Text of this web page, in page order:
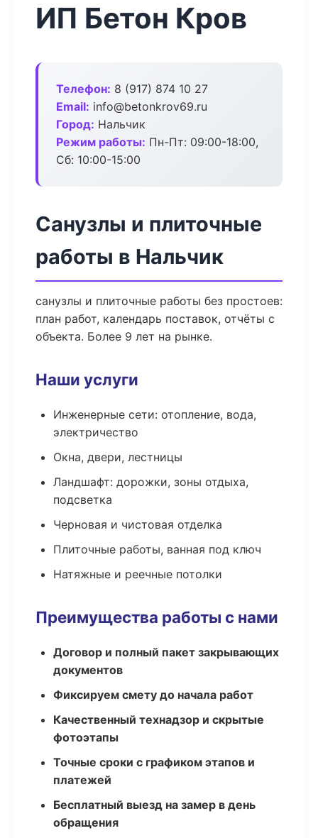
ИП Бетон Кров
Телефон: 8 (917) 874 10 27
Email: info@betonkrov69.ru
Город: Нальчик
Режим работы: Пн-Пт: 09:00-18:00,
Сб: 10:00-15:00
Санузлы и плиточные
работы в Нальчик
санузлы и плиточные работы без простоев:
план работ, календарь поставок, отчёты с
объекта. Более 9 лет на рынке.
Наши услуги
Инженерные сети: отопление, вода,
электричество
Окна, двери, лестницы
Ландшафт: дорожки, зоны отдыха,
подсветка
Черновая и чистовая отделка
Плиточные работы, ванная под ключ
Натяжные и реечные потолки
Преимущества работы с нами
Договор и полный пакет закрывающих
документов
Фиксируем смету до начала работ
Качественный технадзор и скрытые
фотоэтапы
Точные сроки с графиком этапов и
платежей
Бесплатный выезд на замер в день
обращения